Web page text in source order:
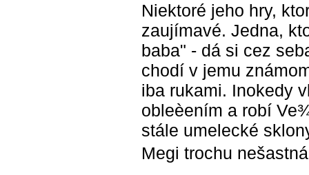
Niektoré jeho hry,
zaujímavé. Jedna,
baba" - dá si cez
chodí v jemu
iba rukami. Inokedy
obleèením a robí
stále umelecké
Megi trochu